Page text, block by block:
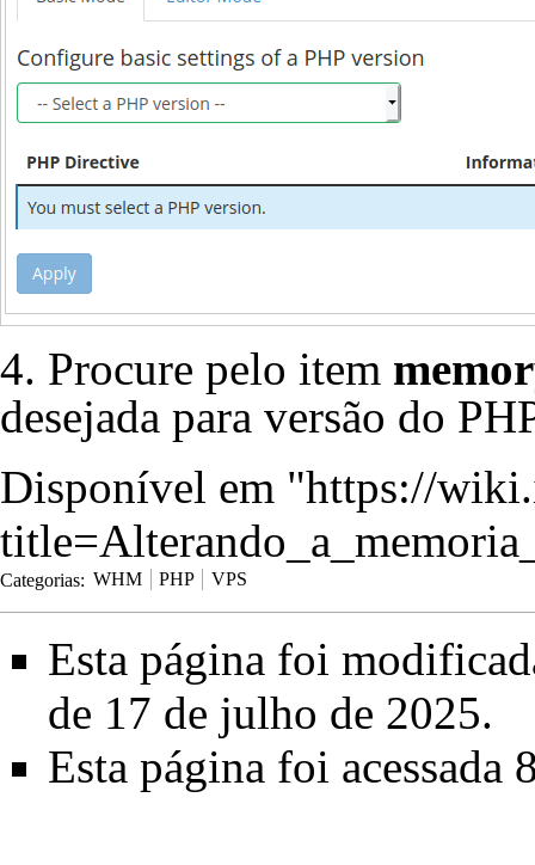
4. Procure pelo item
desejada para versão do
Disponível em "https://
Categorias: WHM PHP VPS
Esta página foi
de 17 de julho de 2025.
Esta página foi acessada